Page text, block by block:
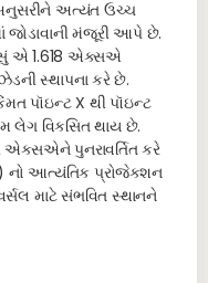
અત્યંત ઉચ્ચ
મંજૂરી આપે છે.
એ 1.618 એક્સએ
સ્થાપના કરે છે.
પૉઇન્ટ X થી પૉઇન્ટ
લેગ વિકસિત થાય છે.
એક્સએને પુનરાવર્તિત કરે
નો આત્યંતિક પ્રોજેક્શન
માટે સંભવિત સ્થાનને